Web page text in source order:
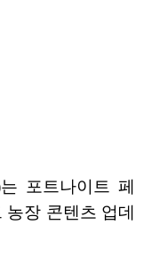
포트나이트 페
농장 콘텐츠 업데